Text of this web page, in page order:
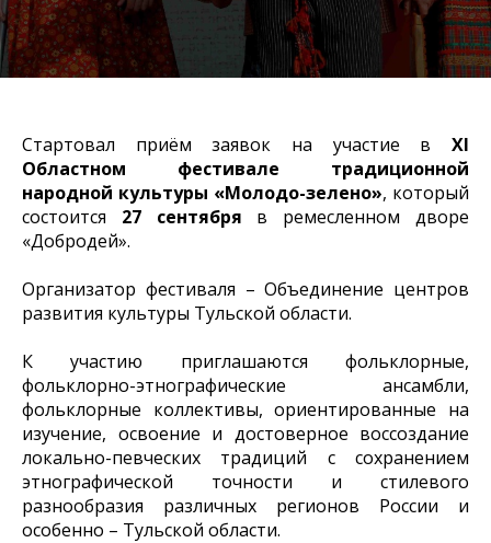
Стартовал приём заявок на участие в XI
Областном фестивале традиционной
народной культуры «Молодо-зелено», который
состоится 27 сентября в ремесленном дворе
«Добродей».
Организатор фестиваля – Объединение центров
развития культуры Тульской области.
К участию приглашаются фольклорные,
фольклорно-этнографические ансамбли,
фольклорные коллективы, ориентированные на
изучение, освоение и достоверное воссоздание
локально-певческих традиций с сохранением
этнографической точности и стилевого
разнообразия различных регионов России и
особенно – Тульской области.